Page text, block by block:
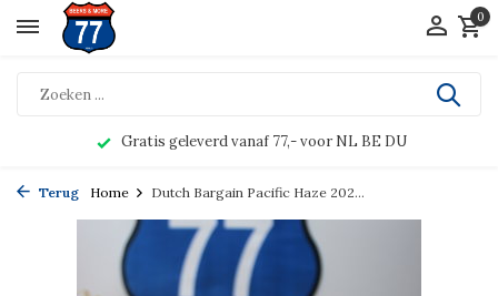
0
Gratis geleverd vanaf 77,- voor NL BE DU
Terug Home Dutch Bargain Pacific Haze 202...